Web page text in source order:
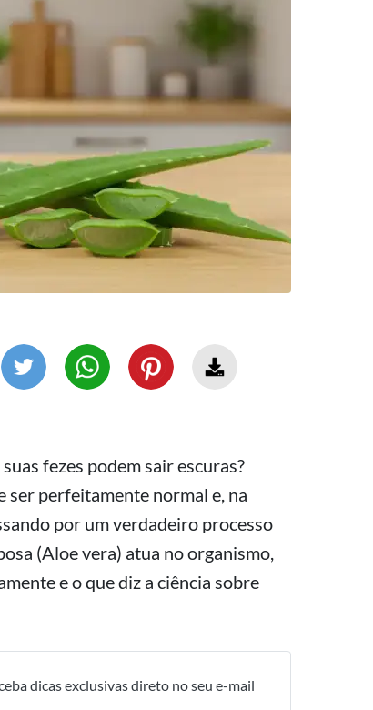
Compartilhar este artigo no facebook
Compartilhar este artigo no twitter
Compartilhar este artigo no
fezes podem sair escuras?
ser perfeitamente normal e, na
por um verdadeiro processo
(Aloe vera) atua no organismo,
e o que diz a ciência sobre
dicas exclusivas direto no seu e-mail